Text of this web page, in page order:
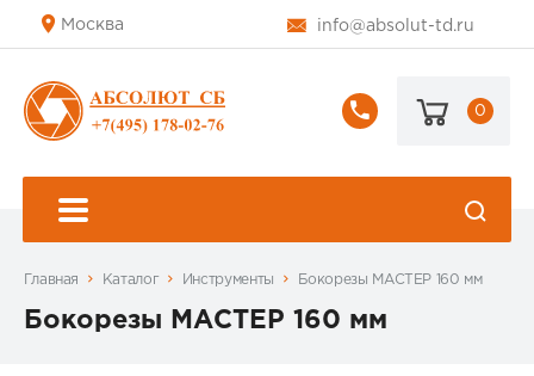
Москва info@absolut-td.ru
+7
178-
0
Главная Каталог Инструменты Бокорезы МАСТЕР 160 мм
Бокорезы МАСТЕР 160 мм